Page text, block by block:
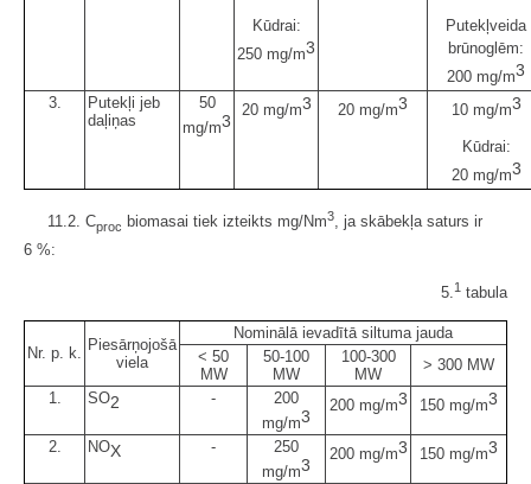
Kūdrai:
250 mg/m3
Putekļveida
brūnoglēm:
200 mg/m3
3.
Putekļi jeb
daļiņas
50
mg/m3
20 mg/m3 20 mg/m3 10 mg/m3
Kūdrai:
20 mg/m3
11.2. Cproc biomasai tiek izteikts mg/Nm3, ja skābekļa saturs ir
6 %:
5.1 tabula
Nr. p. k.
Piesārņojošā
viela
Nominālā ievadītā siltuma jauda
< 50
MW
50-100
MW
100-300
MW
> 300 MW
1.
SO2 -
200
mg/m3
200 mg/m3 150 mg/m3
2. NOX -
250
mg/m3
200 mg/m3 150 mg/m3